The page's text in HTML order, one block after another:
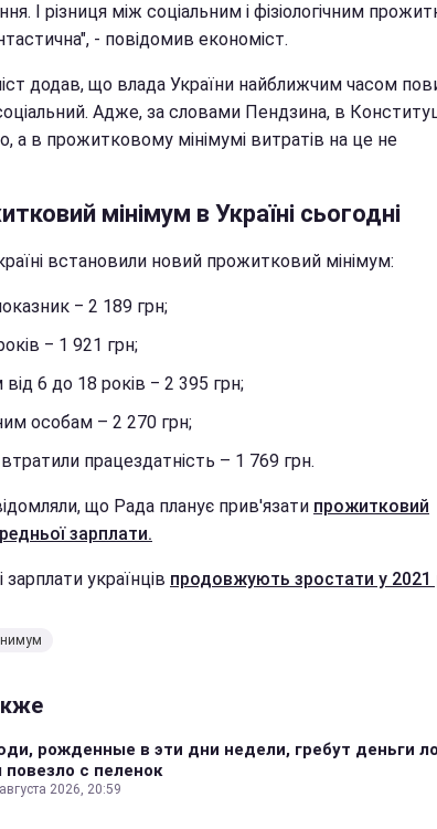
І різниця між соціальним і фізіологічним
- повідомив економіст.
додав, що влада України найближчим часом
Адже, за словами Пендзина, в
а в прожитковому мінімумі витратів на це не
мінімум в Україні сьогодні
встановили новий прожитковий мінімум:
‒ 2 189 грн;
‒ 1 921 грн;
від 6 до 18 років ‒ 2 395 грн;
особам – 2 270 грн;
працездатність – 1 769 грн.
що Рада планує прив'язати прожитковий
зарплати.
українців продовжують зростати у 2021
рожденные в эти дни недели, гребут деньги
повезло с пеленок
2026, 20:59